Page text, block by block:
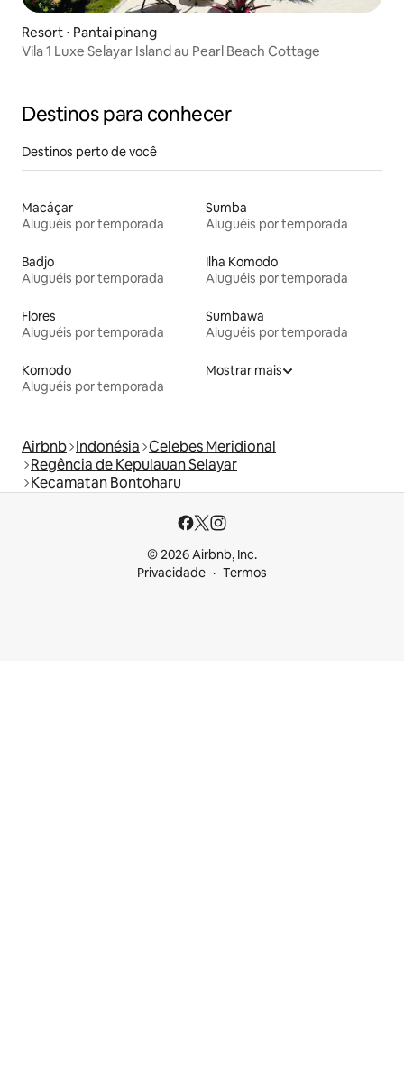
Resort ⋅ Pantai pinang
Vila 1 Luxe Selayar Island au Pearl Beach Cottage
Destinos para conhecer
Destinos perto de você
Macáçar
Aluguéis por temporada
Sumba
Aluguéis por temporada
Badjo
Aluguéis por temporada
Ilha Komodo
Aluguéis por temporada
Flores
Aluguéis por temporada
Sumbawa
Aluguéis por temporada
Komodo
Aluguéis por temporada
Mostrar mais
Airbnb Indonésia Celebes Meridional
Regência de Kepulauan Selayar
Kecamatan Bontoharu
© 2026 Airbnb, Inc.
Privacidade
Termos